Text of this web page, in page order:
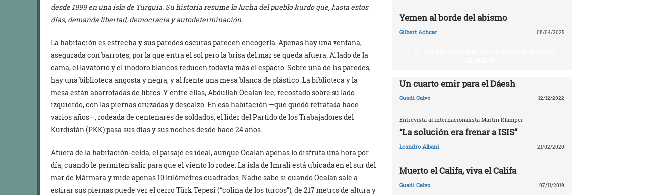
desde 1999 en una isla de Turquía. Su historia resume la lucha del pueblo kurdo que, hasta estos
días, demanda libertad, democracia y autodeterminación.
La habitación es estrecha y sus paredes oscuras parecen encogerla. Apenas hay una ventana,
asegurada con barrotes, por la que entra el sol pero la brisa del mar se queda afuera. Al lado de la
cama, el lavatorio y el inodoro blancos reducen todavía más el espacio. Sobre una de las paredes,
hay una biblioteca angosta y negra, y al frente una mesa blanca de plástico. La biblioteca y la
mesa están abarrotadas de libros. Y entre ellas, Abdullah Öcalan lee, recostado sobre su lado
izquierdo, con las piernas cruzadas y descalzo. En esa habitación —que quedó retratada hace
varios años—, rodeada de centenares de soldados, el líder del Partido de los Trabajadores del
Kurdistán (PKK) pasa sus días y sus noches desde hace 24 años.
Afuera de la habitación-celda, el paisaje es ideal, aunque Öcalan apenas lo disfruta una hora por
día, cuando le permiten salir para que el viento lo rodee. La isla de Imrali está ubicada en el sur del
mar de Mármara y mide apenas 10 kilómetros cuadrados. Nadie sabe si cuando Öcalan sale a
estirar sus piernas puede ver el cerro Türk Tepesi (“colina de los turcos”), de 217 metros de altura y
Yemen al borde del abismo
Gilbert Achcar 08/04/2025
Un cuarto emir para el Dáesh
Guadi Calvo 12/12/2022
Entrevista al internacionalista Martin Klamper
“La solución era frenar a ISIS”
Leandro Albani 21/02/2020
Muerto el Califa, viva el Califa
Guadi Calvo 07/11/2019